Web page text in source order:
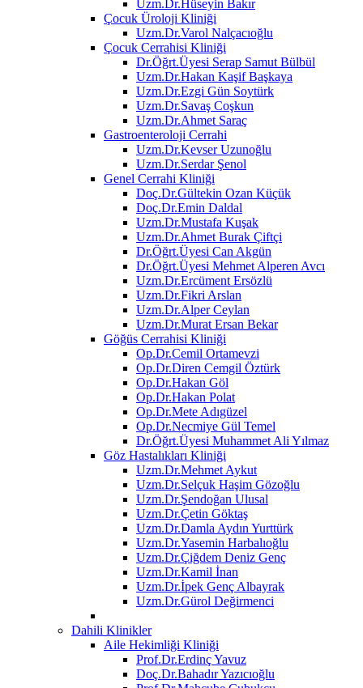
Uzm.Dr.Hüseyin Bakır
Çocuk Üroloji Kliniği
Uzm.Dr.Varol Nalçacıoğlu
Çocuk Cerrahisi Kliniği
Dr.Öğrt.Üyesi Serap Samut Bülbül
Uzm.Dr.Hakan Kaşif Başkaya
Uzm.Dr.Ezgi Gün Soytürk
Uzm.Dr.Savaş Coşkun
Uzm.Dr.Ahmet Saraç
Gastroenteroloji Cerrahi
Uzm.Dr.Kevser Uzunoğlu
Uzm.Dr.Serdar Şenol
Genel Cerrahi Kliniği
Doç.Dr.Gültekin Ozan Küçük
Doç.Dr.Emin Daldal
Uzm.Dr.Mustafa Kuşak
Uzm.Dr.Ahmet Burak Çiftçi
Dr.Öğrt.Üyesi Can Akgün
Dr.Öğrt.Üyesi Mehmet Alperen Avcı
Uzm.Dr.Ercüment Ersözlü
Uzm.Dr.Fikri Arslan
Uzm.Dr.Alper Ceylan
Uzm.Dr.Murat Ersan Bekar
Göğüs Cerrahisi Kliniği
Op.Dr.Cemil Ortamevzi
Op.Dr.Diren Cemgil Öztürk
Op.Dr.Hakan Göl
Op.Dr.Hakan Polat
Op.Dr.Mete Adıgüzel
Op.Dr.Necmiye Gül Temel
Dr.Öğrt.Üyesi Muhammet Ali Yılmaz
Göz Hastalıkları Kliniği
Uzm.Dr.Mehmet Aykut
Uzm.Dr.Selçuk Haşim Gözoğlu
Uzm.Dr.Şendoğan Ulusal
Uzm.Dr.Çetin Göktaş
Uzm.Dr.Damla Aydın Yurttürk
Uzm.Dr.Yasemin Harbalıoğlu
Uzm.Dr.Çiğdem Deniz Genç
Uzm.Dr.Kamil İnan
Uzm.Dr.İpek Genç Albayrak
Uzm.Dr.Gürol Değirmenci
Dahili Klinikler
Aile Hekimliği Kliniği
Prof.Dr.Erdinç Yavuz
Doç.Dr.Bahadır Yazıcıoğlu